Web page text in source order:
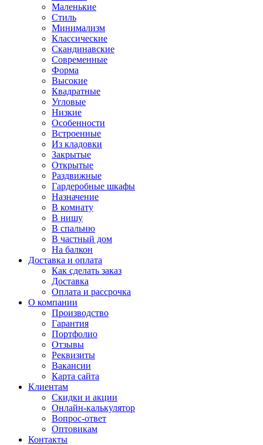
Маленькие
Стиль
Минимализм
Классические
Скандинавские
Современные
Форма
Высокие
Квадратные
Угловые
Низкие
Особенности
Встроенные
Из кладовки
Закрытые
Открытые
Раздвижные
Гардеробные шкафы
Назначение
В комнату
В нишу
В спальню
В частный дом
На балкон
Доставка и оплата
Как сделать заказ
Доставка
Оплата и рассрочка
О компании
Производство
Гарантия
Портфолио
Отзывы
Реквизиты
Вакансии
Карта сайта
Клиентам
Скидки и акции
Онлайн-калькулятор
Вопрос-ответ
Оптовикам
Контакты